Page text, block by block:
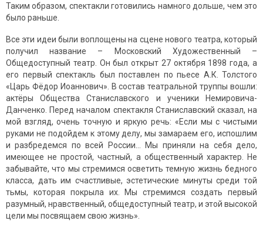
Таким образом, спектакли готовились намного дольше, чем это
было раньше.
Все эти идеи были воплощены на сцене нового театра, который
получил название – Московский Художественный –
Общедоступный театр. Он был открыт 27 октября 1898 года, а
его первый спектакль был поставлен по пьесе А.К. Толстого
«Царь Фёдор Иоаннович». В состав театральной труппы вошли:
актёры Общества Станиславского и ученики Немировича-
Данченко. Перед началом спектакля Станиславский сказал, на
мой взгляд, очень точную и яркую речь: «Если мы с чистыми
руками не подойдем к этому делу, мы замараем его, испошлим
и разбредемся по всей России… Мы приняли на себя дело,
имеющее не простой, частный, а общественный характер. Не
забывайте, что мы стремимся осветить темную жизнь бедного
класса, дать им счастливые, эстетические минуты среди той
тьмы, которая покрыла их. Мы стремимся создать первый
разумный, нравственный, общедоступный театр, и этой высокой
цели мы посвящаем свою жизнь».